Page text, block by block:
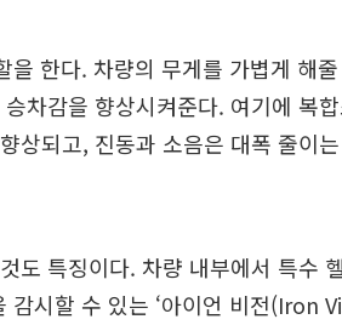
한다. 차량의 무게를 가볍게 해
차감을 향상시켜준다. 여기에 복
상되고, 진동과 소음은 대폭 줄이
도 특징이다. 차량 내부에서 특수
시할 수 있는 ‘아이언 비전(Iron